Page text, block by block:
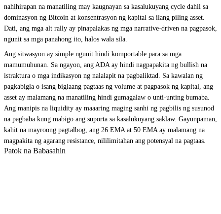
nahihirapan na manatiling may kaugnayan sa kasalukuyang cycle dahil sa
dominasyon ng Bitcoin at konsentrasyon ng kapital sa ilang piling asset.
Dati, ang mga alt rally ay pinapalakas ng mga narrative-driven na pagpasok,
ngunit sa mga panahong ito, halos wala sila.
Ang sitwasyon ay simple ngunit hindi komportable para sa mga
mamumuhunan. Sa ngayon, ang ADA ay hindi nagpapakita ng bullish na
istraktura o mga indikasyon ng nalalapit na pagbaliktad. Sa kawalan ng
pagkabigla o isang biglaang pagtaas ng volume at pagpasok ng kapital, ang
asset ay malamang na manatiling hindi gumagalaw o unti-unting bumaba.
Ang manipis na liquidity ay maaaring maging sanhi ng pagbilis ng susunod
na pagbaba kung mabigo ang suporta sa kasalukuyang saklaw. Gayunpaman,
kahit na mayroong pagtalbog, ang 26 EMA at 50 EMA ay malamang na
magpakita ng agarang resistance, nililimitahan ang potensyal na pagtaas.
Patok na Babasahin